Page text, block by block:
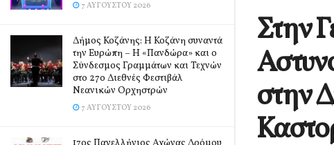
7 ΑΥΓΟΎΣΤΟΥ 2026
Δήμος Κοζάνης: Η Κοζάνη συναντά
την Ευρώπη – Η «Πανδώρα» και ο
Σύνδεσμος Γραμμάτων και Τεχνών
στο 27ο Διεθνές Φεστιβάλ
Νεανικών Ορχηστρών
7 ΑΥΓΟΎΣΤΟΥ 2026
Στην
στην